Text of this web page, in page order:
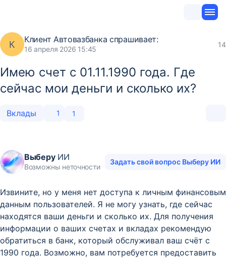
К Клиент Автовазбанка спрашивает:
16 апреля 2026 15:45
14
Имею счет с 01.11.1990 года. Где
сейчас мои деньги и сколько их?
Вклады 1 1
ВыберуИИ
Возможны неточности
Задать свой вопрос Выберу ИИ
Извините, но у меня нет доступа к личным финансовым
данным пользователей. Я не могу узнать, где сейчас
находятся ваши деньги и сколько их. Для получения
информации о ваших счетах и вкладах рекомендую
обратиться в банк, который обслуживал ваш счёт с
1990 года. Возможно, вам потребуется предоставить